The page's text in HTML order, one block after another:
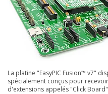
La platine "EasyPIC Fusion™ v7"
spécialement conçus pour
d'extensions appelés "Click